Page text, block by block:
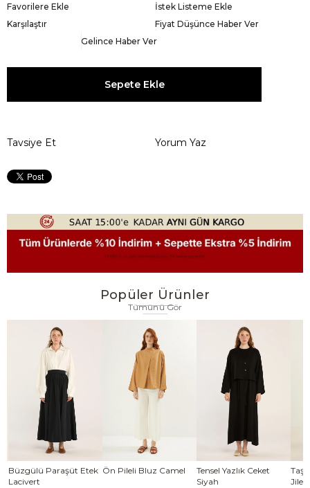
Favorilere Ekle
İstek Listeme Ekle
Karşılaştır
Fiyat Düşünce Haber Ver
Gelince Haber Ver
Tavsiye Et Yorum Yaz
Popüler Ürünler
Tümünü Gör
Büzgülü Paraşüt Etek
Lacivert
Ön Pileli Bluz Camel
Tensel Yazlık Ceket
Siyah
Jile